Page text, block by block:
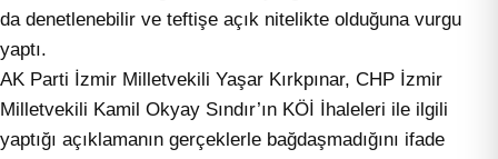
da denetlenebilir ve teftişe açık nitelikte olduğuna vurgu
yaptı.
AK Parti İzmir Milletvekili Yaşar Kırkpınar, CHP İzmir
Milletvekili Kamil Okyay Sındır’ın KÖİ İhaleleri ile ilgili
yaptığı açıklamanın gerçeklerle bağdaşmadığını ifade